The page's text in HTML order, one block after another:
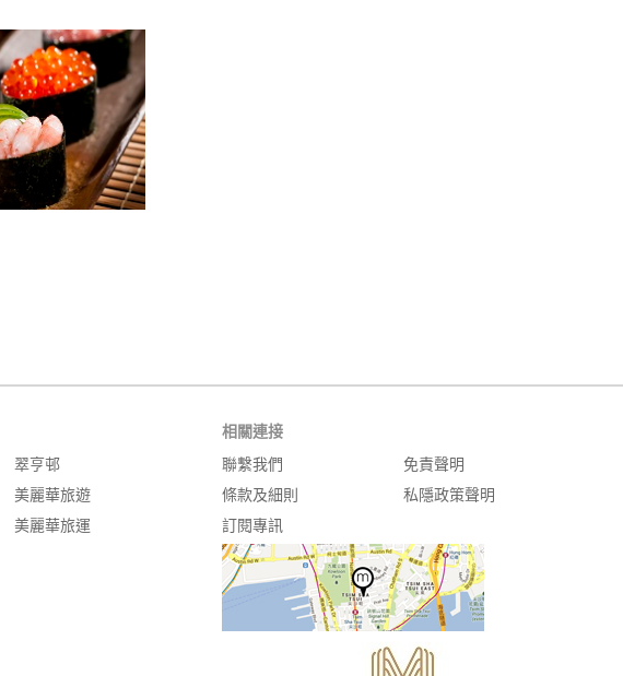
翠亨邨
美麗華旅遊
美麗華旅運
相關連接
聯繫我們
條款及細則
訂閱專訊
免責聲明
私隱政策聲明